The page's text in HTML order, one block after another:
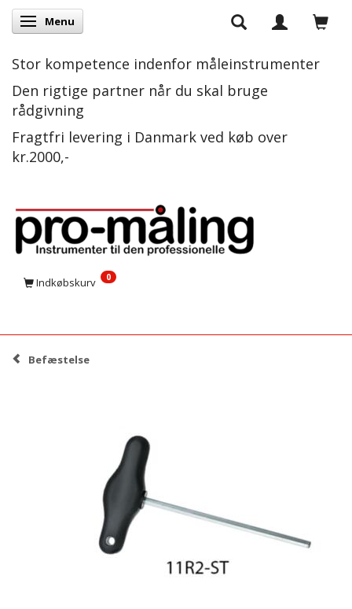
Skifte navigation
Menu
Stor kompetence indenfor måleinstrumenter
Den rigtige partner når du skal bruge
rådgivning
Fragtfri levering i Danmark ved køb over
kr.2000,-
Indkøbskurv 0
Befæstelse